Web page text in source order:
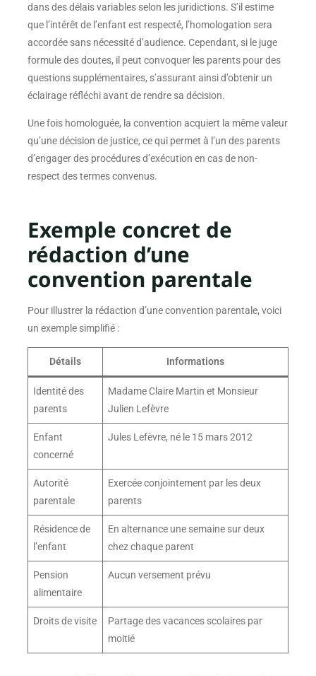
dans des délais variables selon les juridictions. S’il estime
que l’intérêt de l’enfant est respecté, l’homologation sera
accordée sans nécessité d’audience. Cependant, si le juge
formule des doutes, il peut convoquer les parents pour des
questions supplémentaires, s’assurant ainsi d’obtenir un
éclairage réfléchi avant de rendre sa décision.
Une fois homologuée, la convention acquiert la même valeur
qu’une décision de justice, ce qui permet à l’un des parents
d’engager des procédures d’exécution en cas de non-
respect des termes convenus.
Exemple concret de
rédaction d’une
convention parentale
Pour illustrer la rédaction d’une convention parentale, voici
un exemple simplifié :
Détails Informations
Identité des
parents
Madame Claire Martin et Monsieur
Julien Lefèvre
Enfant
concerné
Jules Lefèvre, né le 15 mars 2012
Autorité
parentale
Exercée conjointement par les deux
parents
Résidence de
l’enfant
En alternance une semaine sur deux
chez chaque parent
Pension
alimentaire
Aucun versement prévu
Droits de visite
Partage des vacances scolaires par
moitié